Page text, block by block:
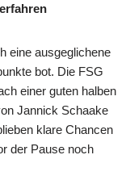
eine ausgeglichene
bot. Die FSG
einer guten halben
Jannick Schaake
klare Chancen
der Pause noch